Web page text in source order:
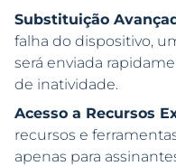
Substituição
falha do dispositivo,
será enviada
de inatividade.
Acesso a Recursos
recursos e
apenas para